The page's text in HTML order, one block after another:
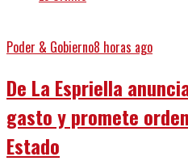
Poder & Gobierno8 horas ago
De La Espriella
gasto y promete
Estado